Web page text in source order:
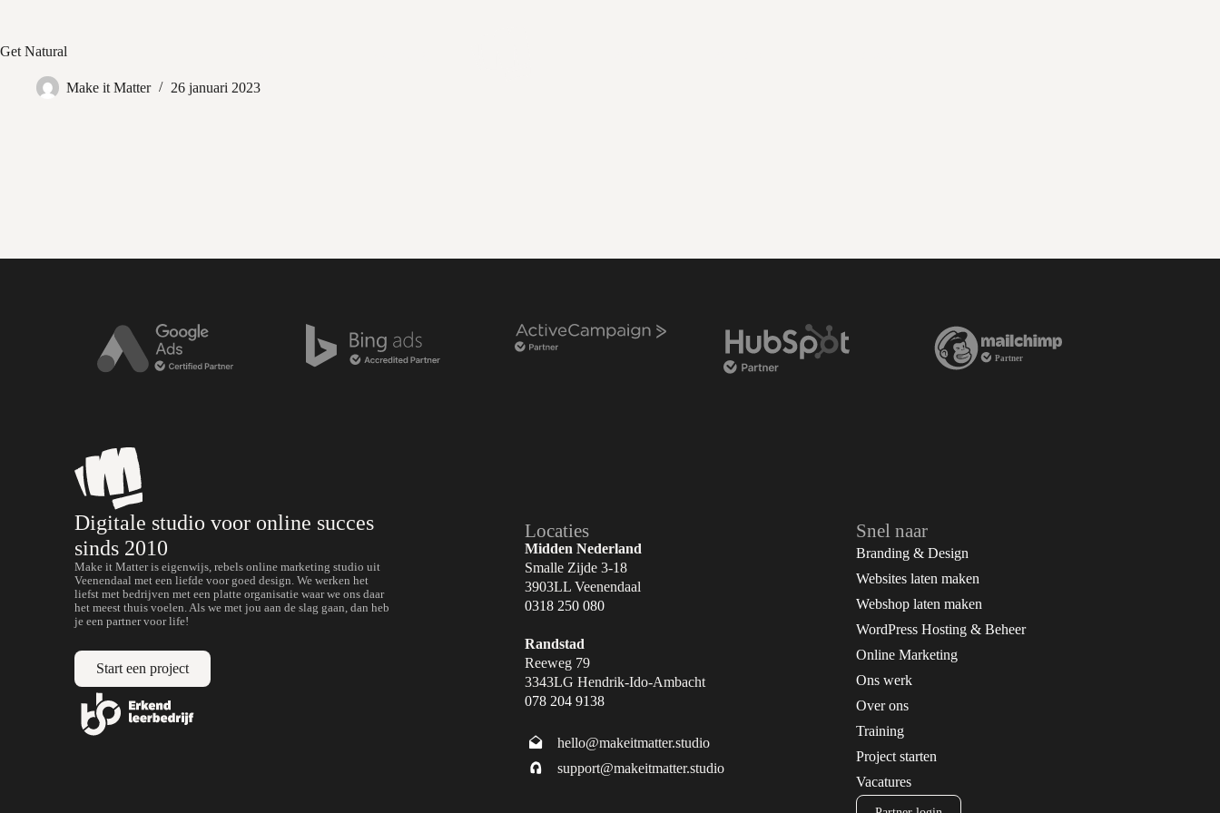
Get Natural
Make it Matter 26 januari 2023
Digitale studio voor online succes
sinds 2010
Make it Matter is eigenwijs, rebels online marketing studio uit
Veenendaal met een liefde voor goed design. We werken het
liefst met bedrijven met een platte organisatie waar we ons daar
het meest thuis voelen. Als we met jou aan de slag gaan, dan heb
je een partner voor life!
Start een project
Locaties
Midden Nederland
Smalle Zijde 3-18
3903LL Veenendaal
0318 250 080
Randstad
Reeweg 79
3343LG Hendrik-Ido-Ambacht
078 204 9138
hello@makeitmatter.studio
support@makeitmatter.studio
Snel naar
Branding & Design
Websites laten maken
Webshop laten maken
WordPress Hosting & Beheer
Online Marketing
Ons werk
Over ons
Training
Project starten
Vacatures